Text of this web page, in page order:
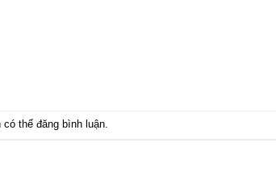
có thể đăng bình luận.